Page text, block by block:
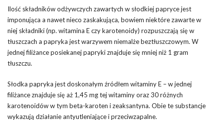
Ilość składników odżywczych zawartych w słodkiej papryce jest
imponująca a nawet nieco zaskakująca, bowiem niektóre zawarte w
niej składniki (np. witamina E czy karotenoidy) rozpuszczają się w
tłuszczach a papryka jest warzywem niemalże beztłuszczowym. W
jednej filiżance posiekanej papryki znajduje się mniej niż 1 gram
tłuszczu.
Słodka papryka jest doskonałym źródłem witaminy E – w jednej
filiżance znajduje się aż 1,45 mg tej witaminy oraz 30 różnych
karotenoidów w tym beta-karoten i zeaksantyna. Obie te substancje
wykazują działanie antyutleniające i przeciwzapalne.